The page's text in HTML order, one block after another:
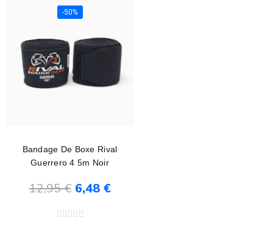
-50%
Bandage De Boxe Rival
Guerrero 4 5m Noir
12,95 € 6,48 €
    